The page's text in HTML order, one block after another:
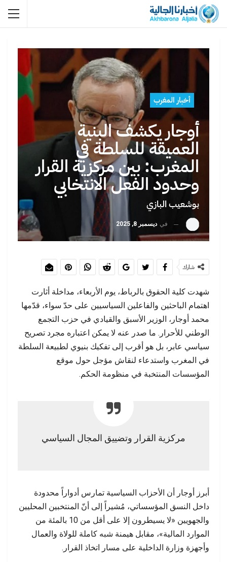
أخبار المغرب
أوجار يكشف البنية
العميقة للسلطة في
المغرب: بين مركزية القرار
وحدود الفعل الانتخابي
بوشعيب البازي
في ديسمبر 8, 2025
شارك
شهدت كلية الحقوق بالرباط، يوم الأربعاء، مداخلة أثارت
اهتمام الباحثين والفاعلين السياسيين على حدّ سواء، قدّمها
محمد أوجار، الوزير الأسبق والقيادي في حزب التجمع
الوطني للأحرار. ما صدر عنه لا يمكن اعتباره مجرد تصريح
سياسي عابر، بل هو أقرب إلى تفكيك بنيوي لطبيعة السلطة
في المغرب واستدعاء لنقاش مؤجل حول موقع
المؤسسات المنتخبة في منظومة الحكم.
مركزية القرار وتضييق المجال السياسي
أبرز أوجار أن الأحزاب السياسية تمارس أدواراً محدودة
داخل النسق المؤسساتي، مُشيراً إلى أنّ المنتخبين المحليين
والجهويين «لا يسيطرون إلا على أقل من 10 بالمئة من
الموارد المالية»، مقابل هيمنة شبه كاملة للولاة والعمال
وأجهزة وزارة الداخلية على مسار اتخاذ القرار.